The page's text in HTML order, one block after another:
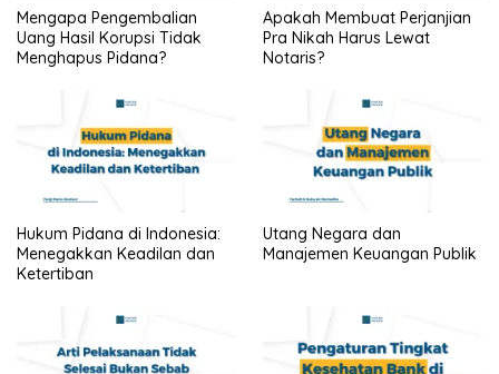
Mengapa Pengembalian
Uang Hasil Korupsi Tidak
Menghapus Pidana?
Apakah Membuat Perjanjian
Pra Nikah Harus Lewat
Notaris?
Hukum Pidana di Indonesia:
Menegakkan Keadilan dan
Ketertiban
Utang Negara dan
Manajemen Keuangan Publik